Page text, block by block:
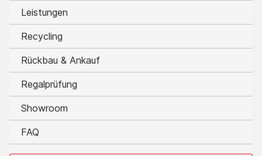
Leistungen
Recycling
Rückbau & Ankauf
Regalprüfung
Showroom
FAQ